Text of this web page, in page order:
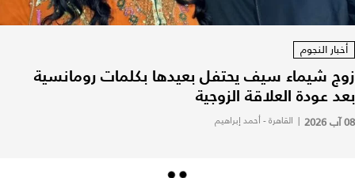
أخبار النجوم
زوج شيماء سيف يحتفل بعيدها بكلمات رومانسية
بعد عودة العلاقة الزوجية
08 آب 2026 | القاهرة - أحمد إبراهيم